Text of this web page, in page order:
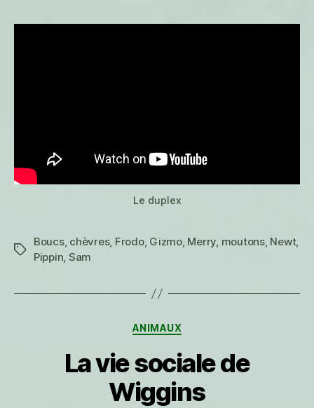
Le duplex
Étiquettes
Boucs, chèvres, Frodo, Gizmo, Merry, moutons, Newt,
Pippin, Sam
Catégories
ANIMAUX
La vie sociale de
Wiggins